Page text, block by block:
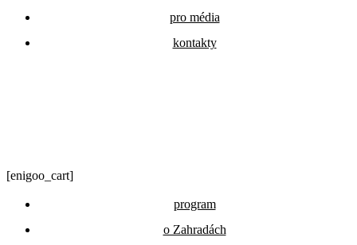
pro média
kontakty
[enigoo_cart]
program
o Zahradách